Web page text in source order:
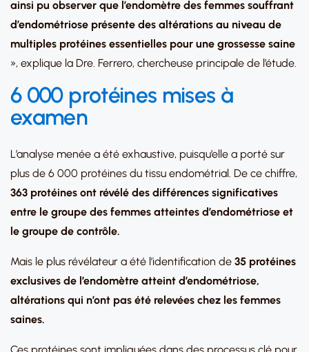
ainsi pu observer que l’endomètre des femmes souffrant
d’endométriose présente des altérations au niveau de
multiples protéines essentielles pour une grossesse saine
», explique la Dre. Ferrero, chercheuse principale de l’étude.
6 000 protéines mises à
examen
L’analyse menée a été exhaustive, puisqu’elle a porté sur
plus de 6 000 protéines du tissu endométrial. De ce chiffre,
363 protéines ont révélé des différences significatives
entre le groupe des femmes atteintes d’endométriose et
le groupe de contrôle.
Mais le plus révélateur a été l’identification de 35 protéines
exclusives de l’endomètre atteint d’endométriose,
altérations qui n’ont pas été relevées chez les femmes
saines.